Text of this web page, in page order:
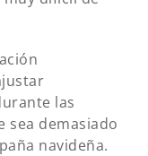
las
sea demasiado
navideña.